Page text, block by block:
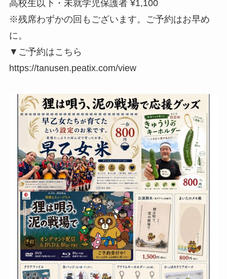
高校生以下・未就学児保護者 ¥1,100
※残席わずかの回もございます。ご予約はお早め
に。
▼ご予約はこちら
https://tanusen.peatix.com/view